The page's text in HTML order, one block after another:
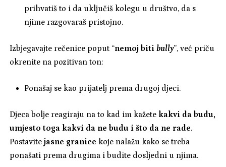
prihvatiš to i da uključiš kolegu u društvo, da s
njime razgovaraš pristojno.
Izbjegavajte rečenice poput “nemoj bitibully”, već priču
okrenite na pozitivan ton:
Ponašaj se kao prijatelj prema drugoj djeci.
Djeca bolje reagiraju na to kad im kažete kakvi da budu,
umjesto toga kakvi da ne budu i što da ne rade.
Postavitejasne granice koje nalažu kako se treba
ponašati prema drugima i budite dosljedni u njima.